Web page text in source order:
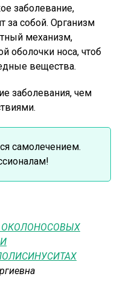
заболевание,
за собой. Организм
механизм,
оболочки носа, чтоб
вещества.
заболевания, чем
самолечением.